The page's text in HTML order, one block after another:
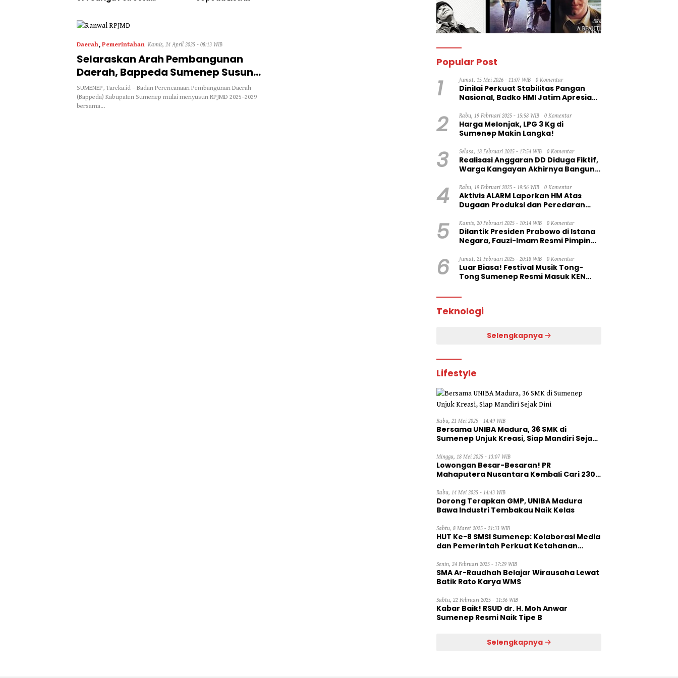
Daerah, Pemerintahan Kamis, 24 April 2025 - 08:13 WIB
Selaraskan Arah Pembangunan
Daerah, Bappeda Sumenep Susun
RPJMD 2025–2029
SUMENEP, Tareka.id – Badan Perencanaan Pembangunan Daerah
(Bappeda) Kabupaten Sumenep mulai menyusun RPJMD 2025–2029
bersama…
Popular Post
1 Jumat, 15 Mei 2026 - 11:07 WIB 0 Komentar
Dinilai Perkuat Stabilitas Pangan
Nasional, Badko HMI Jatim Apresiasi
2 Rabu, 19 Februari 2025 - 15:58 WIB 0 Komentar
Harga Melonjak, LPG 3 Kg di
Sumenep Makin Langka!
3 Selasa, 18 Februari 2025 - 17:54 WIB 0 Komentar
Realisasi Anggaran DD Diduga Fiktif,
Warga Kangayan Akhirnya Bangun
4 Rabu, 19 Februari 2025 - 19:56 WIB 0 Komentar
Aktivis ALARM Laporkan HM Atas
Dugaan Produksi dan Peredaran
5 Kamis, 20 Februari 2025 - 10:14 WIB 0 Komentar
Dilantik Presiden Prabowo di Istana
Negara, Fauzi-Imam Resmi Pimpin
6 Jumat, 21 Februari 2025 - 20:18 WIB 0 Komentar
Luar Biasa! Festival Musik Tong-
Tong Sumenep Resmi Masuk KEN
Teknologi
Selengkapnya
Lifestyle
Rabu, 21 Mei 2025 - 14:49 WIB
Bersama UNIBA Madura, 36 SMK di
Sumenep Unjuk Kreasi, Siap Mandiri Sejak
Minggu, 18 Mei 2025 - 13:07 WIB
Lowongan Besar-Besaran! PR
Mahaputera Nusantara Kembali Cari 230
Rabu, 14 Mei 2025 - 14:43 WIB
Dorong Terapkan GMP, UNIBA Madura
Bawa Industri Tembakau Naik Kelas
Sabtu, 8 Maret 2025 - 21:33 WIB
HUT Ke-8 SMSI Sumenep: Kolaborasi Media
dan Pemerintah Perkuat Ketahanan
Senin, 24 Februari 2025 - 17:29 WIB
SMA Ar-Raudhah Belajar Wirausaha Lewat
Batik Rato Karya WMS
Sabtu, 22 Februari 2025 - 11:36 WIB
Kabar Baik! RSUD dr. H. Moh Anwar
Sumenep Resmi Naik Tipe B
Selengkapnya